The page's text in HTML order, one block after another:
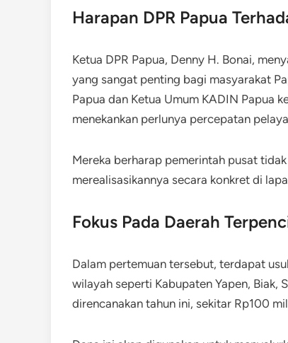
Harapan DPR Papua
Ketua DPR Papua, Denny H. Bonai,
yang sangat penting bagi masyarakat
Papua dan Ketua Umum KADIN Papua
menekankan perlunya percepatan
Mereka berharap pemerintah pusat
merealisasikannya secara konkret di
Fokus Pada Daerah
Dalam pertemuan tersebut, terdapat
wilayah seperti Kabupaten Yapen, Biak,
direncanakan tahun ini, sekitar Rp100